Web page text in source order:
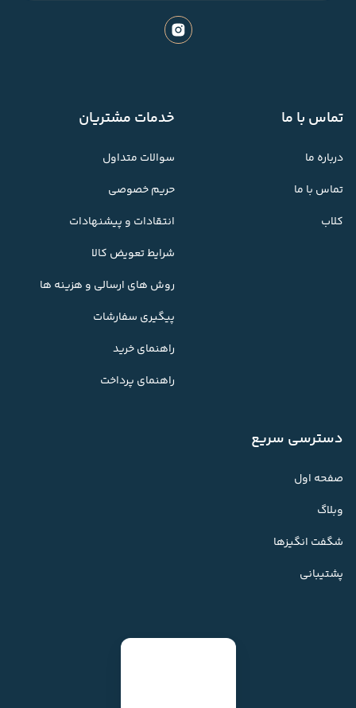
تماس با ما
درباره ما
تماس با ما
کلاب
خدمات مشتریان
سوالات متداول
حریم خصوصی
انتقادات و پیشنهادات
شرایط تعویض کالا
روش های ارسالی و هزینه ها
پیگیری سفارشات
راهنمای خرید
راهنمای پرداخت
دسترسی سریع
صفحه اول
وبلاگ
شگفت انگیزها
پشتیبانی